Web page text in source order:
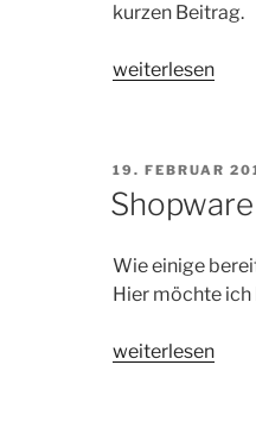
kurzen Beitrag.
„Shopware
verfügbar“
weiterlesen
AM
19. FEBRUAR
Wie einige
Hier möchte
„Shopware
weiterlesen